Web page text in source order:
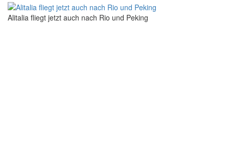
Alitalia fliegt jetzt auch nach Rio und Peking